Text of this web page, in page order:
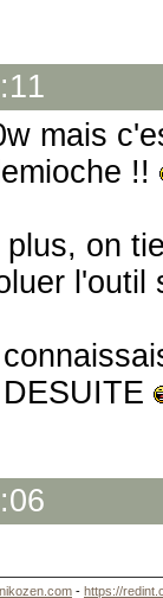
mais
!!
plus, on
l'outil
- https://